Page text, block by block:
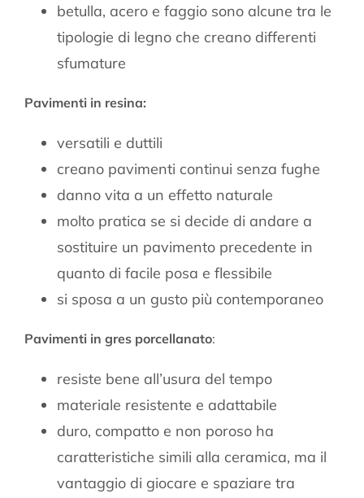
betulla, acero e faggio sono alcune tra le
tipologie di legno che creano differenti
sfumature
Pavimenti in resina:
versatili e duttili
creano pavimenti continui senza fughe
danno vita a un effetto naturale
molto pratica se si decide di andare a
sostituire un pavimento precedente in
quanto di facile posa e flessibile
si sposa a un gusto più contemporaneo
Pavimenti in gres porcellanato:
resiste bene all’usura del tempo
materiale resistente e adattabile
duro, compatto e non poroso ha
caratteristiche simili alla ceramica, ma il
vantaggio di giocare e spaziare tra